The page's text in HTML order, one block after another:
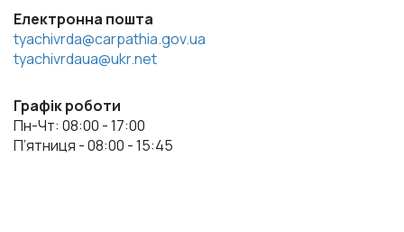
Електронна пошта
tyachivrda@carpathia.gov.ua
tyachivrdaua@ukr.net
Графік роботи
Пн-Чт: 08:00 - 17:00
П’ятниця - 08:00 - 15:45